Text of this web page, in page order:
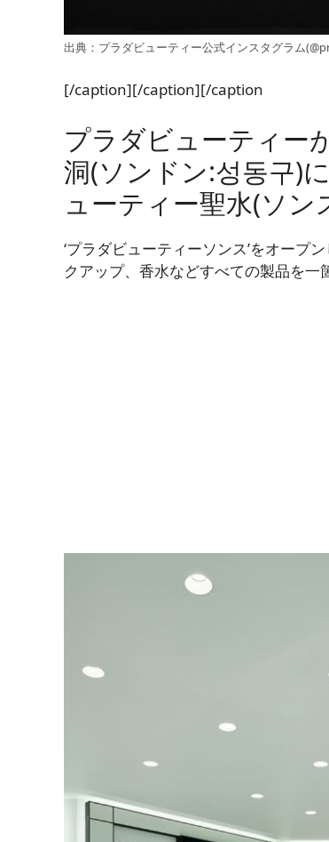
出典：プラダビューティー公式インスタグラム
[/caption][/caption][/caption
プラダビューティー
洞(ソンドン:성동구)
ューティー聖水(ソン
‘プラダビューティーソンス’をオープン
クアップ、香水などすべての製品を一